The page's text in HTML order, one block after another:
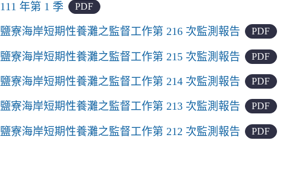
111 年第 1 季 PDF
鹽寮海岸短期性養灘之監督工作第 216 次監測報告 PDF
鹽寮海岸短期性養灘之監督工作第 215 次監測報告 PDF
鹽寮海岸短期性養灘之監督工作第 214 次監測報告 PDF
鹽寮海岸短期性養灘之監督工作第 213 次監測報告 PDF
鹽寮海岸短期性養灘之監督工作第 212 次監測報告 PDF